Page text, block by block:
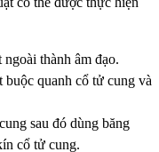
thành âm đạo.
buộc quanh cổ tử cung và
sau đó dùng băng
cổ tử cung.